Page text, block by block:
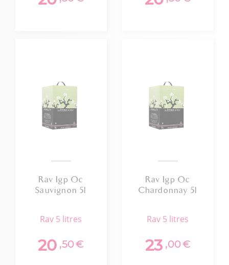
Rav Igp Oc
Sauvignon 5l
rav 5 litres
20 ,50€
Rav Igp Oc
Chardonnay 5l
rav 5 litres
23 ,00€